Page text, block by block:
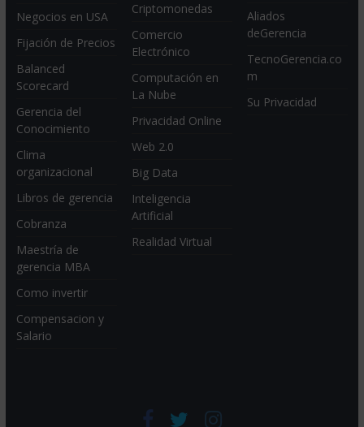
Negocios en USA
Fijación de Precios
Balanced
Scorecard
Gerencia del
Conocimiento
Clima
organizacional
Libros de gerencia
Cobranza
Maestría de
gerencia MBA
Como invertir
Compensacion y
Salario
Criptomonedas
Comercio
Electrónico
Computación en
La Nube
Privacidad Online
Web 2.0
Big Data
Inteligencia
Artificial
Realidad Virtual
Aliados
deGerencia
TecnoGerencia.co
m
Su Privacidad